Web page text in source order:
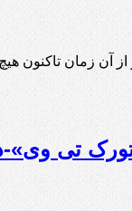
پیش توسط نیروهای
تورک تی